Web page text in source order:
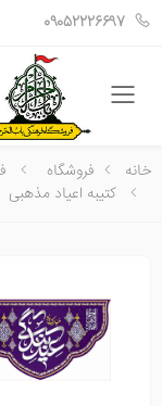
09052226697
فهرست
خانه فروشگاه
کتیبه اعیاد مذهبی